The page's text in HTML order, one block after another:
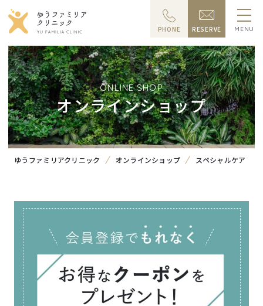
PHONE RESERVE MENU
ONLINE SHOP
オンラインショップ
ゆうファミリアクリニック オンラインショップ スペシャルケア